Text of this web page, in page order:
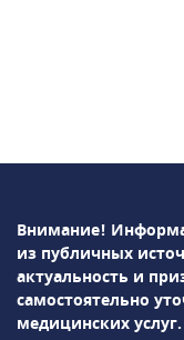
плода• НИПТ
пороков
анализы), в
Внимание!
из публичных
актуальность и
самостоятельно
медицинских услуг.